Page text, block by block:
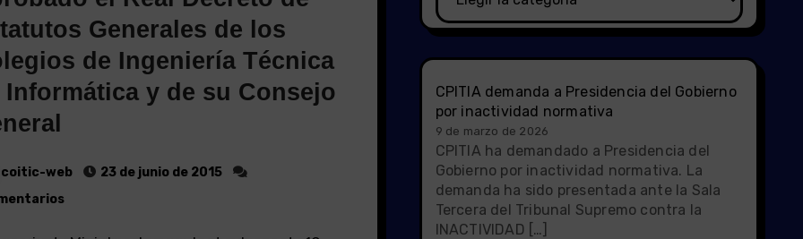
Generales de los
de Ingeniería Técnica
Informática y de su Consejo
coitic-web
23 de junio de 2015
CPITIA demanda a Presidencia del Gobierno
por inactividad normativa
9 de marzo de 2026
CPITIA ha demandado a Presidencia del
Gobierno por inactividad normativa. La
demanda ha sido presentada ante la Sala
Tercera del Tribunal Supremo contra la
INACTIVIDAD […]